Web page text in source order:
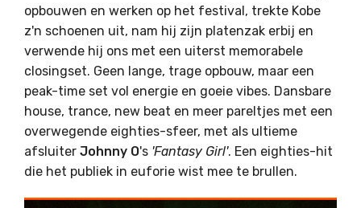
opbouwen en werken op het festival, trekte Kobe
z'n schoenen uit, nam hij zijn platenzak erbij en
verwende hij ons met een uiterst memorabele
closingset. Geen lange, trage opbouw, maar een
peak-time set vol energie en goeie vibes. Dansbare
house, trance, new beat en meer pareltjes met een
overwegende eighties-sfeer, met als ultieme
afsluiter Johnny O's 'Fantasy Girl'. Een eighties-hit
die het publiek in euforie wist mee te brullen.